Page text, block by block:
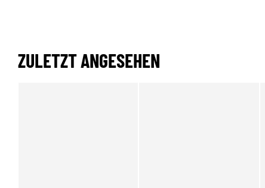
ZULETZT ANGESEHEN